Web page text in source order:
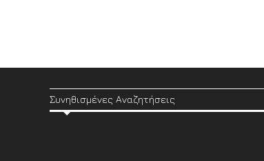
Συνηθισμένες Αναζητήσεις